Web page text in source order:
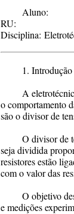
Aluno:
RU:
Disciplina:
1. Introdução
A
o comportamento
são o divisor de
O divisor de
seja dividida
resistores estão
com o valor das
O objetivo
e medições